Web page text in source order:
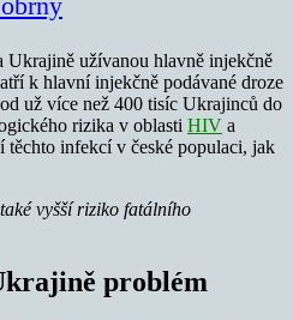
užívanou hlavně injekčně
k hlavní injekčně podávané droze
už více než 400 tisíc Ukrajinců do
rizika v oblasti HIV a
těchto infekcí v české populaci, jak
vyšší riziko fatálního
problém